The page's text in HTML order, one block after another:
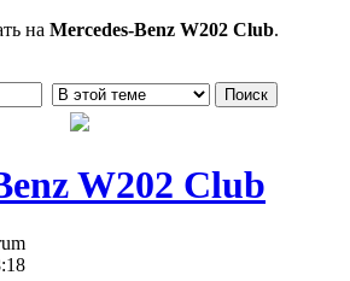
на Mercedes-Benz W202 Club.
W202 Club